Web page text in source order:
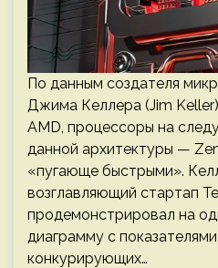
По данным создателя
Джима Келлера (Jim
AMD, процессоры на
данной архитектуры —
«пугающе быстрыми».
возглавляющий стартап
продемонстрировал на
диаграмму с
конкурирующих…